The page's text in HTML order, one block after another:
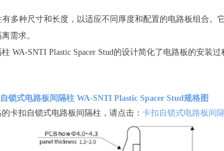
多种尺寸和长度，以适应不同厚度和配置的电路板组合。
需求。
WA-SNTI Plastic Spacer Stud的设计简化了电路板的安装
锁式电路板间隔柱 WA-SNTI Plastic Spacer Stud规格图
卡扣自锁式电路板间隔柱，请点击： 卡扣自锁式电路板间